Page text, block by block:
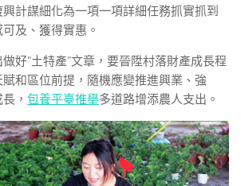
計謀細化為一項一項詳細任務抓實抓到
及、獲得實惠。
好“土特產”文章，要晉陞村落財產成長程
和區位前提，隨機應變推進興業、強
， 包養平臺推舉多道路增添農人支出。